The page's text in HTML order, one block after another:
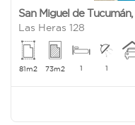
San Miguel de Tucumán,
Las Heras 128
81m2 73m2 1 1